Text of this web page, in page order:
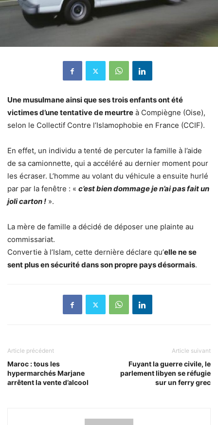
Une musulmane ainsi que ses trois enfants ont été
victimes d’une tentative de meurtre à Compiègne (Oise),
selon le Collectif Contre l’Islamophobie en France (CCIF).
En effet, un individu a tenté de percuter la famille à l’aide
de sa camionnette, qui a accéléré au dernier moment pour
les écraser. L’homme au volant du véhicule a ensuite hurlé
par par la fenêtre : « c’est bien dommage je n’ai pas fait un
joli carton ! ».
La mère de famille a décidé de déposer une plainte au
commissariat.
Convertie à l’Islam, cette dernière déclare qu’elle ne se
sent plus en sécurité dans son propre pays désormais.
Article précédent
Maroc : tous les
hypermarchés Marjane
arrêtent la vente d’alcool
Article suivant
Fuyant la guerre civile, le
parlement libyen se réfugie
sur un ferry grec